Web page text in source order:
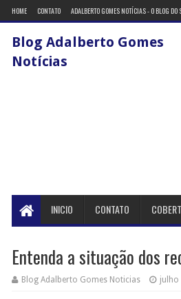
HOME CONTATO ADALBERTO GOMES NOTÍCIAS - O BLOG DO
Blog Adalberto Gomes
Notícias
INICIO CONTATO
Entenda a situação dos
Blog Adalberto Gomes Noticias julho